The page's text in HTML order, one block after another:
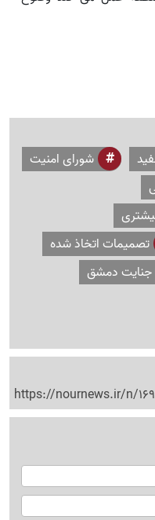
شورای امنیت
تصمیمات اتخاذ شده
جنایت دمشق
https://nournews.ir/n/